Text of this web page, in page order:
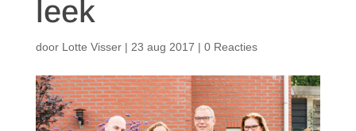
leek
door Lotte Visser| 23 aug 2017 | 0 Reacties